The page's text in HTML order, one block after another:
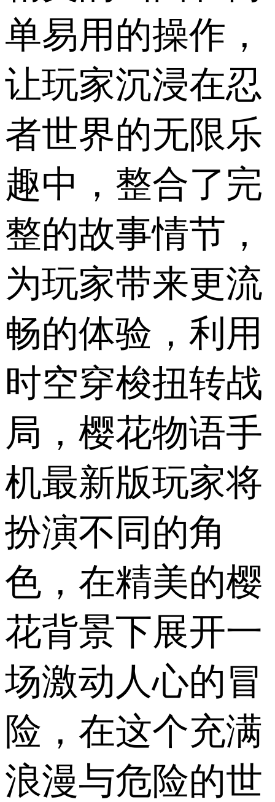
单易用的操作，
让玩家沉浸在忍
者世界的无限乐
趣中，整合了完
整的故事情节，
为玩家带来更流
畅的体验，利用
时空穿梭扭转战
局，樱花物语手
机最新版玩家将
扮演不同的角
色，在精美的樱
花背景下展开一
场激动人心的冒
险，在这个充满
浪漫与危险的世